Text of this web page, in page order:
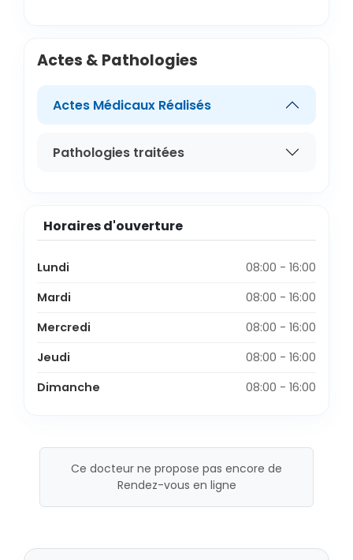
Actes & Pathologies
Actes Médicaux Réalisés
Pathologies traitées
Horaires d'ouverture
Lundi
08:00 - 16:00
Mardi
08:00 - 16:00
Mercredi
08:00 - 16:00
Jeudi
08:00 - 16:00
Dimanche
08:00 - 16:00
Ce docteur ne propose pas encore de
Rendez-vous en ligne